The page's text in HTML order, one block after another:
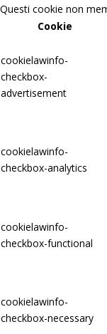
Questi cookie non
Cookie
cookielawinfo-
checkbox-
advertisement
cookielawinfo-
checkbox-analytics
cookielawinfo-
checkbox-functional
cookielawinfo-
checkbox-necessary